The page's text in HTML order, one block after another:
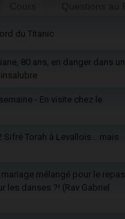
du Titanic
80 ans, en danger dans un
- En visite chez le
Sifré Torah à Levallois… mais
mélangé pour le repas
les danses ?! (Rav Gabriel